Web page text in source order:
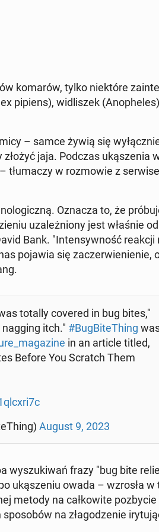
komarów, tylko nie­któ­re
pipiens), wi­dli­szek
– samce żywią się
jaja. Podczas uką­sze­nia
tłu­ma­czy w roz­mo­wie z
Oznacza to, że
uza­leż­nio­ny jest właśnie
Bank. "In­ten­syw­ność reakcji
pojawia się za­czer­wie­nie­nie,
totally covered in bug bites,"
itch." #Bug­Bi­te­Thing
in an article titled,
Before You Scratch Them
August 9, 2023
wy­szu­ki­wań frazy "bug bite
uką­sze­niu owada – wzrosła
metody na cał­ko­wi­te
na zła­go­dze­nie